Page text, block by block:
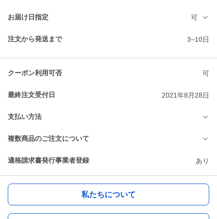
お届け日指定 可
注文から発送まで 3~10日
クーポン利用可否 可
最終注文受付日 2021年8月28日
支払い方法
複数商品のご注文について
適格請求書発行事業者登録 あり
私たちについて